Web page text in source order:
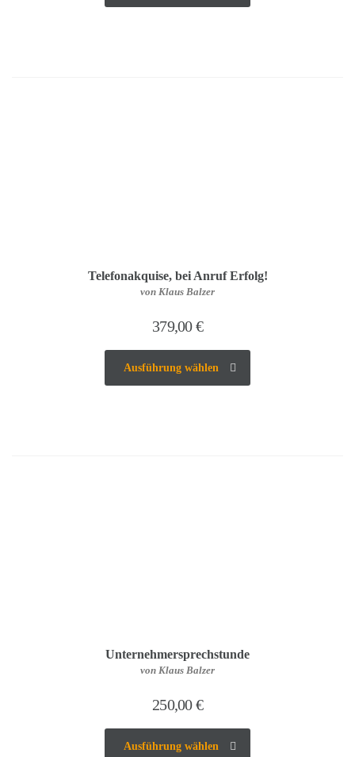
Telefonakquise, bei Anruf Erfolg!
von Klaus Balzer
379,00€
Ausführung wählen
Unternehmersprechstunde
von Klaus Balzer
250,00€
Ausführung wählen